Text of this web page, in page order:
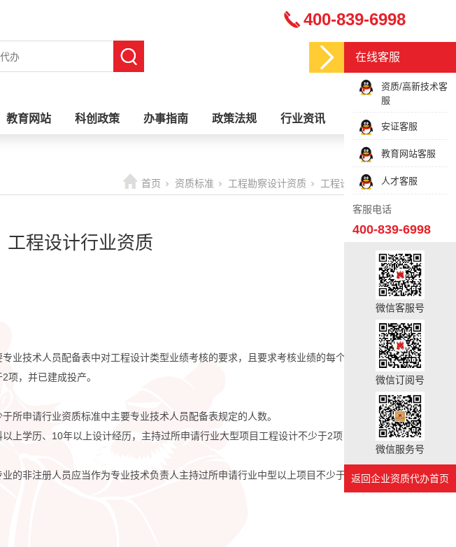
400-839-6998
教育网站 科创政策 办事指南 政策法规 行业资讯 关于我们
首页 资质标准 工程勘察设计资质 工程设计资质标准
工程设计行业资质
业技术人员配备表中对工程设计类型业绩考核的要求，且要求考核业绩的每个设计类型的
项，并已建成投产。
所申请行业资质标准中主要专业技术人员配备表规定的人数。
上学历、10年以上设计经历，主持过所申请行业大型项目工程设计不少于2项，具备注册
的非注册人员应当作为专业技术负责人主持过所申请行业中型以上项目不少于3项，其中
在线客服
资质/高新技术客
服
安证客服
教育网站客服
人才客服
客服电话
400-839-6998
微信客服号
微信订阅号
微信服务号
返回企业资质代办首页